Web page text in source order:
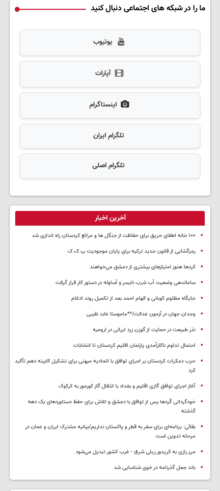
ما را در شبکه های اجتماعی دنبال کنید
یوتیوب
آپارات
اینستاگرام
تلگرام ایران
تلگرام اصلی
آخرین اخبار
۱۰۰ خانه اطفای حریق برای حفاظت از جنگل ها و مراتع کردستان راه اندازی شد
رمزگشایی از قانون جدید ترکیه برای پایان موجودیت پ.ک.ک
کردها هنوز امتیازهای بیشتری از دمشق می‌خواهند
ساماندهی وضعیت آب شرب نایسر و آساوله در دستور کار قرار گرفت
جایگاه مظلوم کوبانی و الهام احمد بعد از تکمیل روند ادغام
وجدان جهان در آزمون عدالت/**ماموستا عابد نقیبی
نذر طبیعت در حمایت از گوزن زرد ایرانی در ارومیه
احتمال تداوم ناکارآمدی پارلمان اقلیم کردستان تا انتخابات
حزب دمکرات کردستان بر اجرای توافق با اتحادیه میهنی برای تشکیل کابینه دهم تأکید
کرد
آغاز اجرای توافق گازی اقلیم و بغداد با انتقال گاز کورمور به کرکوک
خودگردانی کُردها پس از توافق با دمشق و تلاش برای حفظ دستاوردهای یک دهه
گذشته
بقائی: برنامه‌ای برای سفر به قطر و پاکستان نداریم/بیانیه مشترک ایران و عمان در
مرحله تدوین است
مرز رازی به کریدور ریلی شرق - غرب کشور تبدیل می‌شود
باند جعل گذرنامه در خوی شناسایی شد